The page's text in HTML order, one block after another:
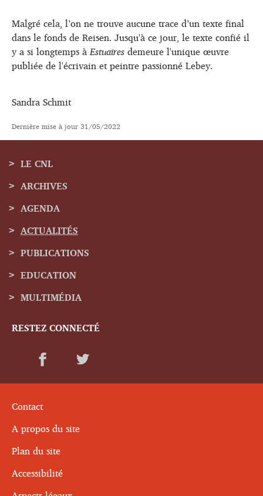
Malgré cela, l’on ne trouve aucune trace d’un texte final
dans le fonds de Reisen. Jusqu'à ce jour, le texte confié il
y a si longtemps àEstuairesdemeure l'unique œuvre
publiée de l'écrivain et peintre passionné Lebey.
Sandra Schmit
Dernière mise à jour31/05/2022
Menu
de
navigation
LE CNL
ARCHIVES
AGENDA
ACTUALITÉS
PUBLICATIONS
EDUCATION
MULTIMÉDIA
RESTEZ CONNECTÉ
Contact
A propos du site
Plan du site
Accessibilité